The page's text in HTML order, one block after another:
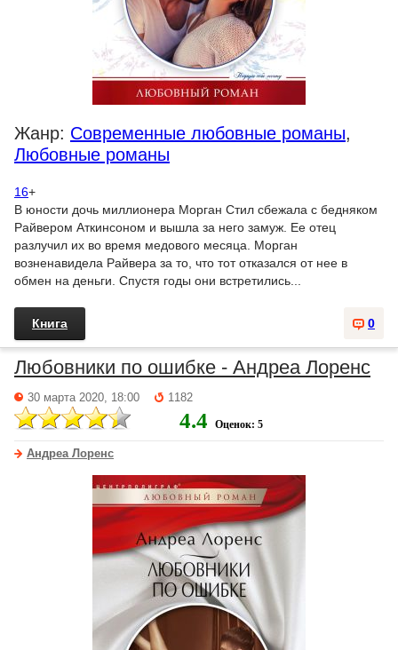
Жанр: Современные любовные романы,
Любовные романы
16+
В юности дочь миллионера Морган Стил сбежала с бедняком
Райвером Аткинсоном и вышла за него замуж. Ее отец
разлучил их во время медового месяца. Морган
возненавидела Райвера за то, что тот отказался от нее в
обмен на деньги. Спустя годы они встретились...
0
Книга
Любовники по ошибке - Андреа Лоренс
30 марта 2020, 18:00 1182
4.4 Оценок: 5
Андреа Лоренс